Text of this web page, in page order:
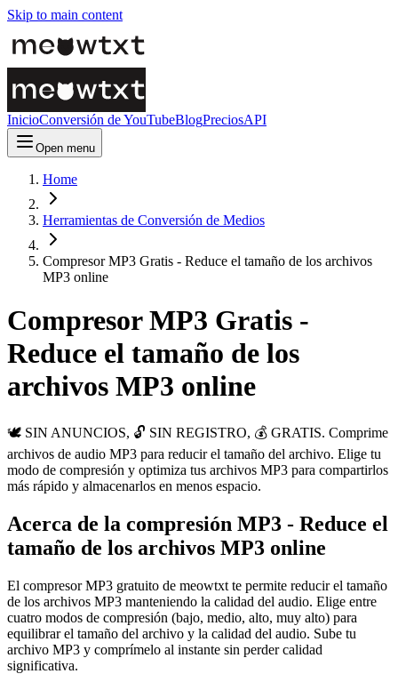
Skip to main content
InicioConversión de YouTubeBlogPreciosAPI
Open menu
Home
Herramientas de Conversión de Medios
Compresor MP3 Gratis - Reduce el tamaño de los archivos
MP3 online
Compresor MP3 Gratis -
Reduce el tamaño de los
archivos MP3 online
🕊️ SIN ANUNCIOS, 🔓 SIN REGISTRO, 💰 GRATIS. Comprime
archivos de audio MP3 para reducir el tamaño del archivo. Elige tu
modo de compresión y optimiza tus archivos MP3 para compartirlos
más rápido y almacenarlos en menos espacio.
Acerca de la compresión MP3 - Reduce el
tamaño de los archivos MP3 online
El compresor MP3 gratuito de meowtxt te permite reducir el tamaño
de los archivos MP3 manteniendo la calidad del audio. Elige entre
cuatro modos de compresión (bajo, medio, alto, muy alto) para
equilibrar el tamaño del archivo y la calidad del audio. Sube tu
archivo MP3 y comprímelo al instante sin perder calidad
significativa.